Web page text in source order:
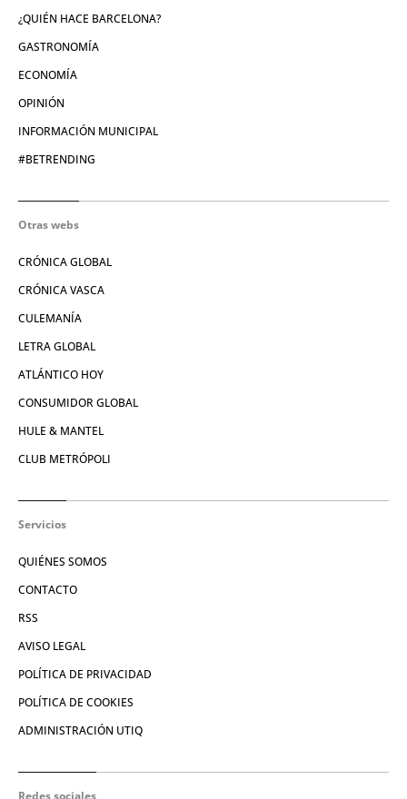
¿QUIÉN HACE BARCELONA?
GASTRONOMÍA
ECONOMÍA
OPINIÓN
INFORMACIÓN MUNICIPAL
#BETRENDING
Otras webs
CRÓNICA GLOBAL
CRÓNICA VASCA
CULEMANÍA
LETRA GLOBAL
ATLÁNTICO HOY
CONSUMIDOR GLOBAL
HULE & MANTEL
CLUB METRÓPOLI
Servicios
QUIÉNES SOMOS
CONTACTO
RSS
AVISO LEGAL
POLÍTICA DE PRIVACIDAD
POLÍTICA DE COOKIES
ADMINISTRACIÓN UTIQ